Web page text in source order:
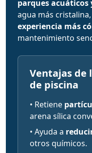
parques acuáticos
agua más
experiencia más
mantenimiento
Ventajas de
de piscina
• Retiene
arena sílica
• Ayuda a
otros químicos.